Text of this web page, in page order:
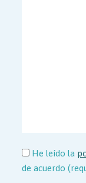
He leído la
de acuerdo